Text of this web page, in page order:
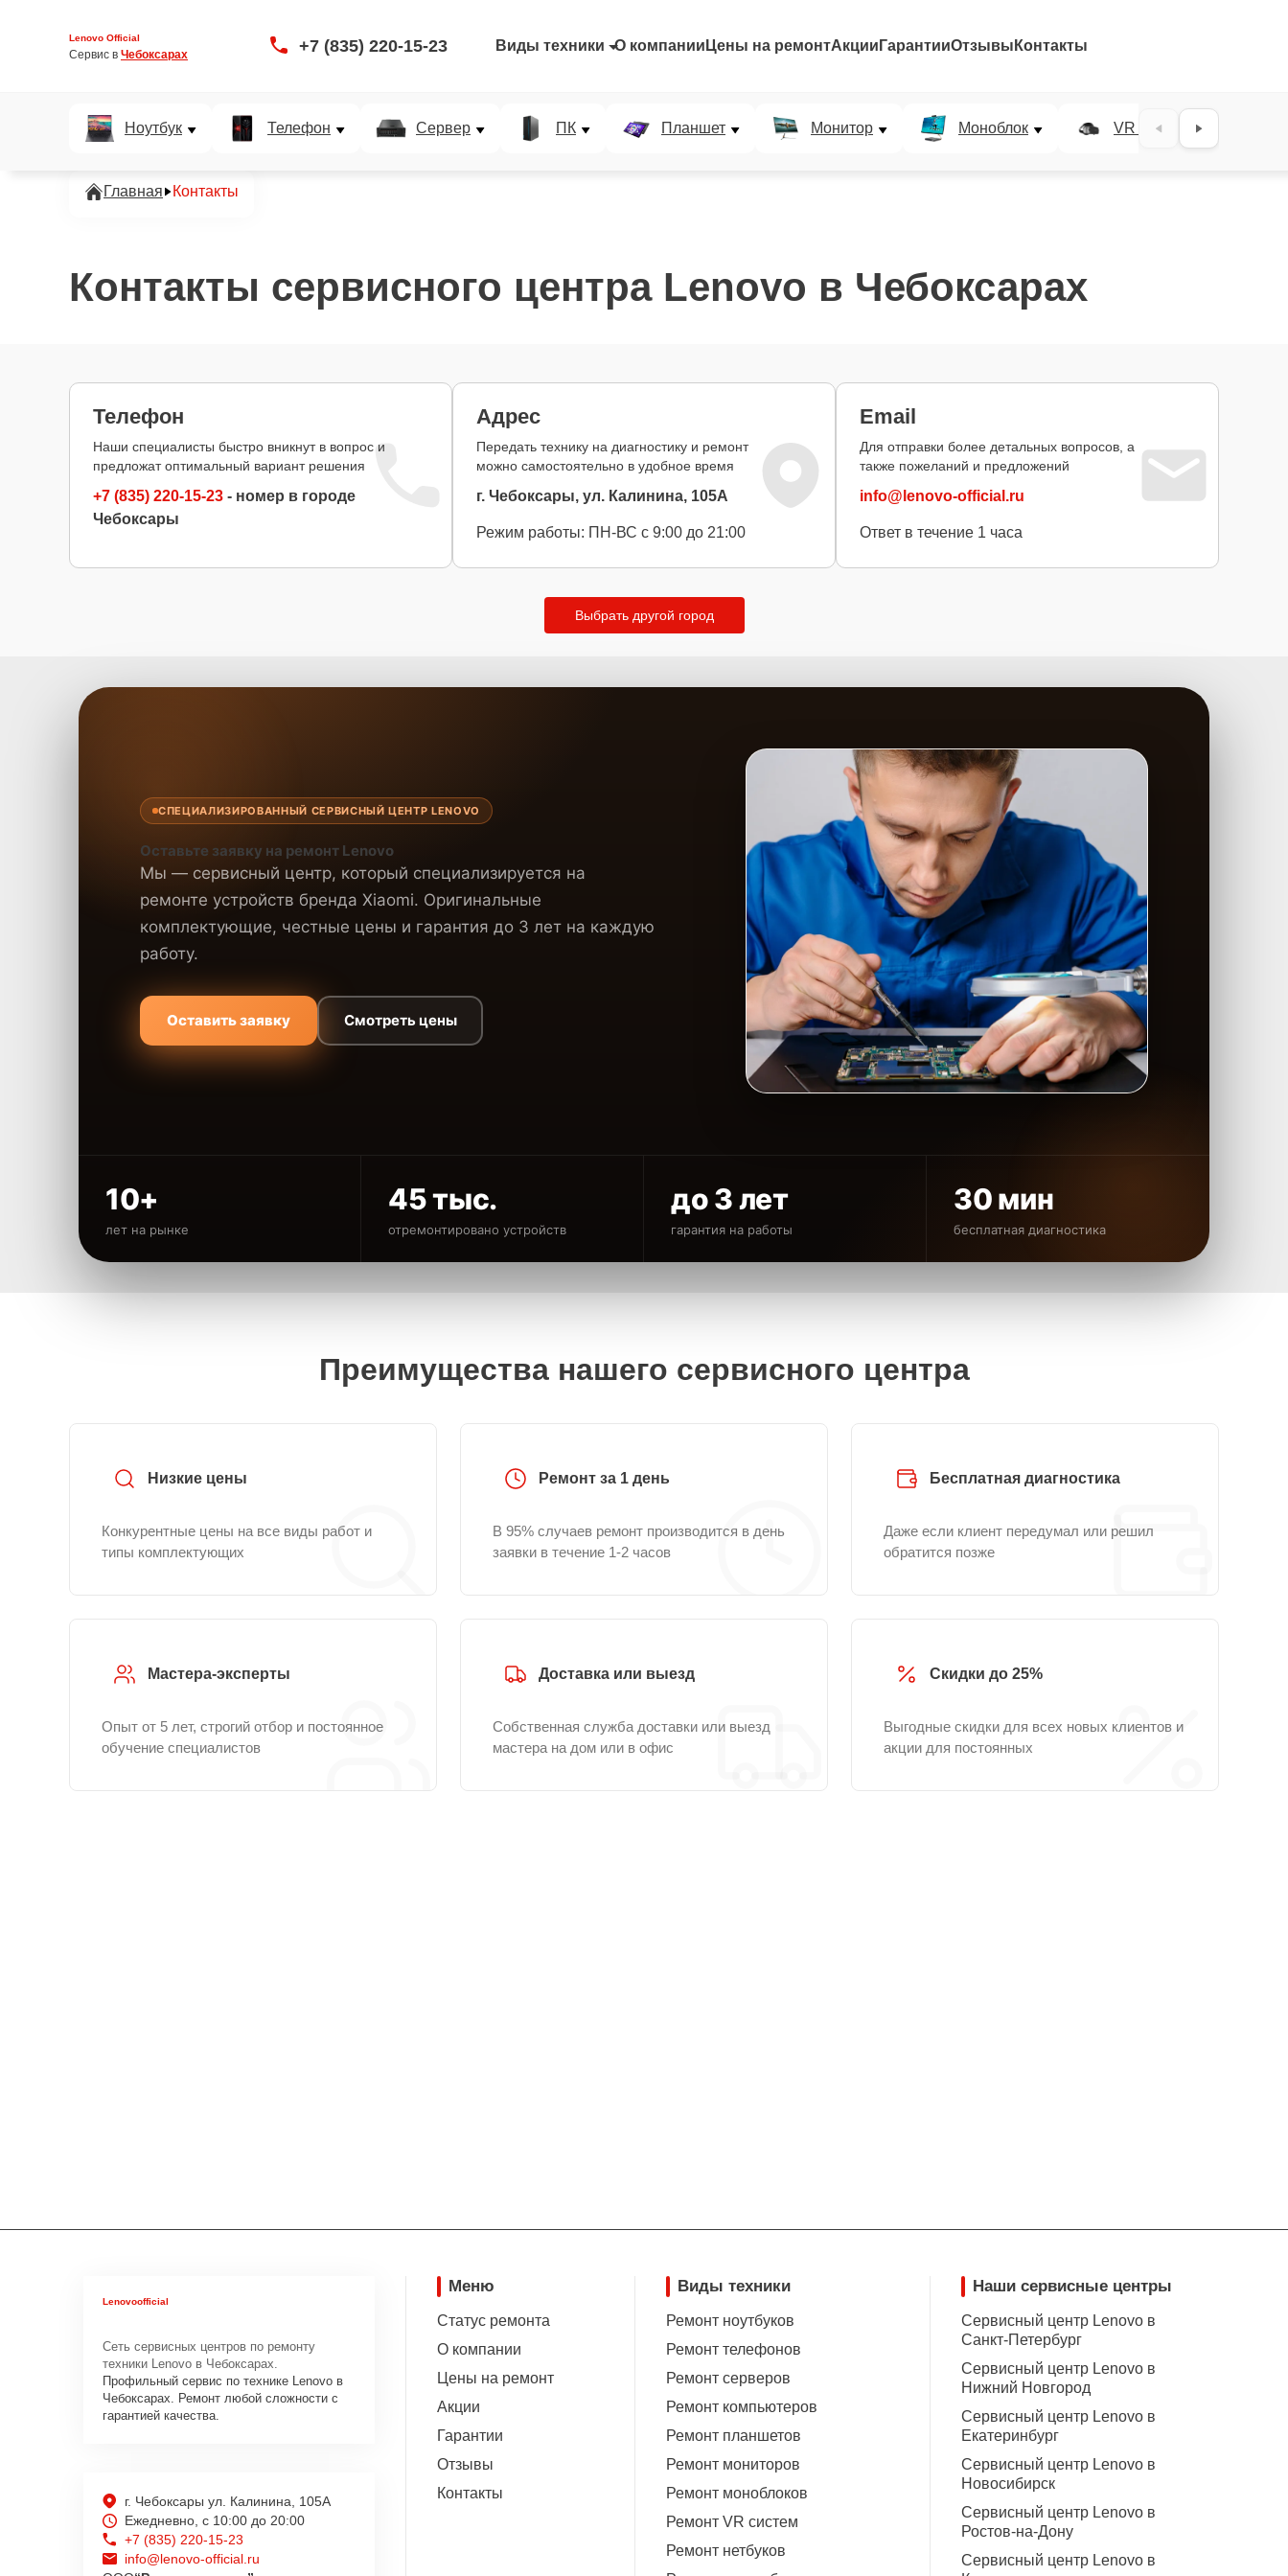
Lenovo Official
Сервис в Чебоксарах +7 (835) 220-15-23 Виды техники О компании Цены на ремонтАкции ГарантииОтзывы Контакты
Ноутбук Телефон Сервер ПК Планшет Монитор Моноблок VR система
Главная Контакты
Контакты сервисного центра Lenovo в Чебоксарах
Телефон
Наши специалисты быстро вникнут в вопрос и
предложат оптимальный вариант решения
+7 (835) 220-15-23 - номер в городе
Чебоксары
Адрес
Передать технику на диагностику и ремонт
можно самостоятельно в удобное время
г. Чебоксары, ул. Калинина, 105А
Режим работы: ПН-ВС с 9:00 до 21:00
Email
Для отправки более детальных вопросов, а
также пожеланий и предложений
info@lenovo-official.ru
Ответ в течение 1 часа
Выбрать другой город
СПЕЦИАЛИЗИРОВАННЫЙ СЕРВИСНЫЙ ЦЕНТР LENOVO
Оставьте заявку на ремонт Lenovo
Мы — сервисный центр, который специализируется на
ремонте устройств бренда Xiaomi. Оригинальные
комплектующие, честные цены и гарантия до 3 лет на каждую
работу.
Оставить заявку Смотреть цены
10+
лет на рынке
45 тыс.
отремонтировано устройств
до 3 лет
гарантия на работы
30 мин
бесплатная диагностика
Преимущества нашего сервисного центра
Низкие цены
Конкурентные цены на все виды работ и
типы комплектующих
Ремонт за 1 день
В 95% случаев ремонт производится в день
заявки в течение 1-2 часов
Бесплатная диагностика
Даже если клиент передумал или решил
обратится позже
Мастера-эксперты
Опыт от 5 лет, строгий отбор и постоянное
обучение специалистов
Доставка или выезд
Собственная служба доставки или выезд
мастера на дом или в офис
Скидки до 25%
Выгодные скидки для всех новых клиентов и
акции для постоянных
Lenovoofficial
Сеть сервисных центров по ремонту
техники Lenovo в Чебоксарах.
Профильный сервис по технике Lenovo в
Чебоксарах. Ремонт любой сложности с
гарантией качества.
г. Чебоксары ул. Калинина, 105А
Ежедневно, с 10:00 до 20:00
+7 (835) 220-15-23
info@lenovo-official.ru
Меню
Статус ремонта
О компании
Цены на ремонт
Акции
Гарантии
Отзывы
Контакты
Виды техники
Ремонт ноутбуков
Ремонт телефонов
Ремонт серверов
Ремонт компьютеров
Ремонт планшетов
Ремонт мониторов
Ремонт моноблоков
Ремонт VR систем
Ремонт нетбуков
Наши сервисные центры
Сервисный центр Lenovo в
Санкт-Петербург
Сервисный центр Lenovo в
Нижний Новгород
Сервисный центр Lenovo в
Екатеринбург
Сервисный центр Lenovo в
Новосибирск
Сервисный центр Lenovo в
Ростов-на-Дону
Сервисный центр Lenovo в